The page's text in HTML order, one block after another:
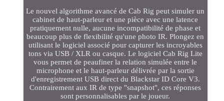
Le nouvel algorithme avancé de Cab Rig peut simuler un
cabinet de haut-parleur et une pièce avec une latence
pratiquement nulle, aucune incompatibilité de phase et
beaucoup plus de flexibilité qu'une photo IR. Plongez en
utilisant le logiciel associé pour capturer les incroyables
tons via USB / XLR ou casque. Le logiciel Cab Rig Lite
vous permet de peaufiner la relation simulée entre le
microphone et le haut-parleur délivrée par la sortie
d'enregistrement USB direct du Blackstar ID Core V3.
Contrairement aux IR de type "snapshot", ces réponses
sont personnalisables par le joueur.